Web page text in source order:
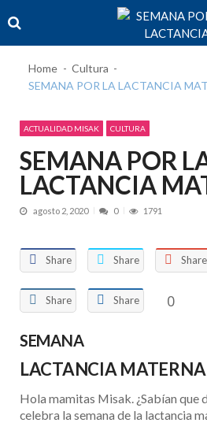
to
navigation
to
content
Home
Cultura
SEMANA POR LA LACTANCIA
ACTUALIDAD MISAK CULTURA
SEMANA POR
LACTANCIA
agosto 2, 2020 0 1791
Share Share Share
Share Share 0
SEMANA
LACTANCIA MATERNA
Hola mamitas Misak. ¿Sabían que
celebra la semana de la lactancia